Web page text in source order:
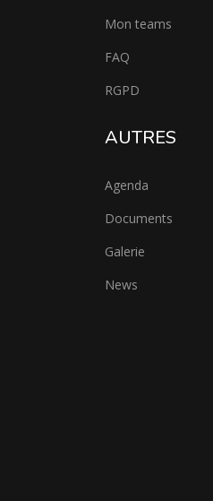
Mon teams
FAQ
RGPD
AUTRES
Agenda
Documents
Galerie
News